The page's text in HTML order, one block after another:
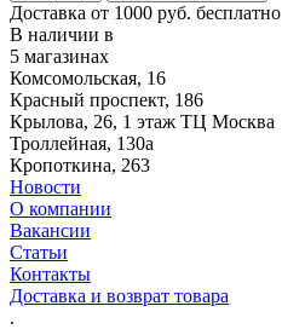
Доставка от 1000 руб. бесплатно
В наличии в
5 магазинах
Комсомольская, 16
Красный проспект, 186
Крылова, 26, 1 этаж ТЦ Москва
Троллейная, 130а
Кропоткина, 263
Новости
О компании
Вакансии
Статьи
Контакты
Доставка и возврат товара
.